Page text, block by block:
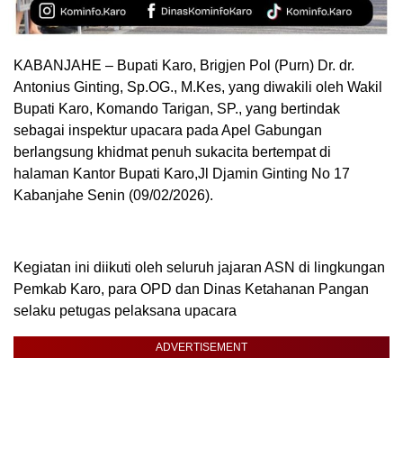
KABANJAHE – Bupati Karo, Brigjen Pol (Purn) Dr. dr.
Antonius Ginting, Sp.OG., M.Kes, yang diwakili oleh Wakil
Bupati Karo, Komando Tarigan, SP., yang bertindak
sebagai inspektur upacara pada Apel Gabungan
berlangsung khidmat penuh sukacita bertempat di
halaman Kantor Bupati Karo,Jl Djamin Ginting No 17
Kabanjahe Senin (09/02/2026).
Kegiatan ini diikuti oleh seluruh jajaran ASN di lingkungan
Pemkab Karo, para OPD dan Dinas Ketahanan Pangan
selaku petugas pelaksana upacara
ADVERTISEMENT